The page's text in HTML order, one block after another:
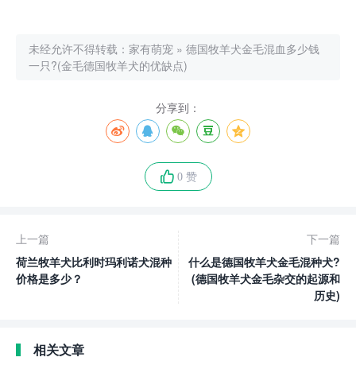
未经允许不得转载： 家有萌宠 » 德国牧羊犬金毛混血多少钱
一只?(金毛德国牧羊犬的优缺点)
分享到：
0 赞
上一篇
荷兰牧羊犬比利时玛利诺犬混种
价格是多少？
下一篇
什么是德国牧羊犬金毛混种犬?
(德国牧羊犬金毛杂交的起源和
历史)
相关文章